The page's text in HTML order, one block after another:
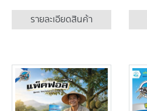
รายละเอียดสินค้า